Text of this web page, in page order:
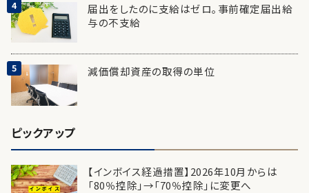
届出をしたのに支給はゼロ。事前確定届出給
与の不支給
減価償却資産の取得の単位
ピックアップ
【インボイス経過措置】2026年10月からは
「80％控除」→「70％控除」に変更へ